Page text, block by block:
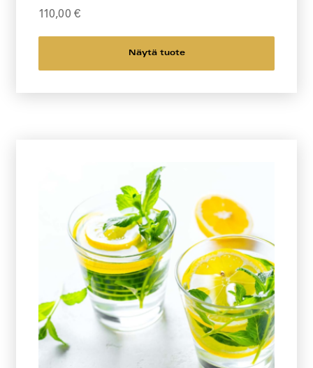
110,00 €
Näytä tuote